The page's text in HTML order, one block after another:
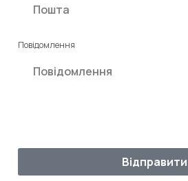
Повідомлення
Відправити